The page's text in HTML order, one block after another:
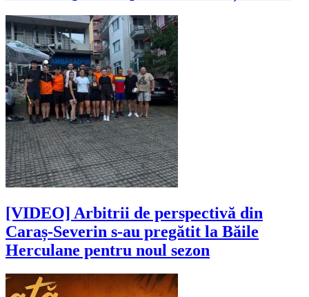
[VIDEO] Arbitrii de perspectivă din
Caraș-Severin s-au pregătit la Băile
Herculane pentru noul sezon